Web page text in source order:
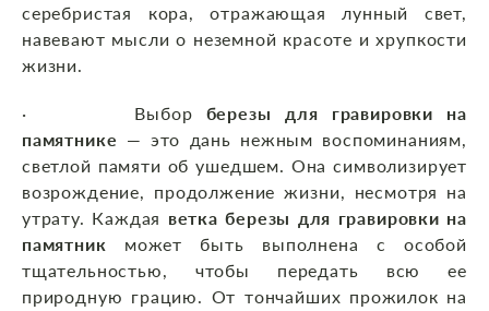
серебристая кора, отражающая лунный свет,
навевают мысли о неземной красоте и хрупкости
жизни.
· Выбор березы для гравировки на
памятнике — это дань нежным воспоминаниям,
светлой памяти об ушедшем. Она символизирует
возрождение, продолжение жизни, несмотря на
утрату. Каждая ветка березы для гравировки на
памятник может быть выполнена с особой
тщательностью, чтобы передать всю ее
природную грацию. От тончайших прожилок на